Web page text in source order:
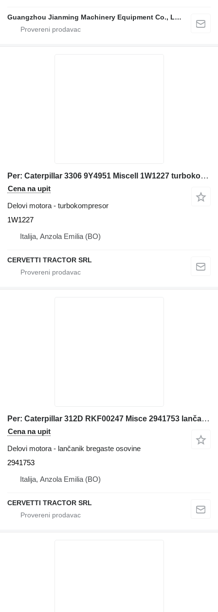
Guangzhou Jianming Machinery Equipment Co., Ltd.
Per: Caterpillar 3306 9Y4951 Miscell 1W1227 turbokompresor za Caterpillar bagera
Cena na upit
Delovi motora - turbokompresor
1W1227
Italija, Anzola Emilia (BO)
CERVETTI TRACTOR SRL
Per: Caterpillar 312D RKF00247 Misce 2941753 lančanik bregaste osovine za Caterpillar 312D bagera
Cena na upit
Delovi motora - lančanik bregaste osovine
2941753
Italija, Anzola Emilia (BO)
CERVETTI TRACTOR SRL